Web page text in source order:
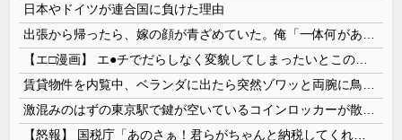
日本やドイツが連合国に負けた理由